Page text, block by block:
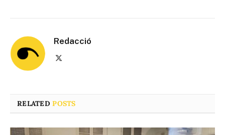
Redacció
RELATEDPOSTS